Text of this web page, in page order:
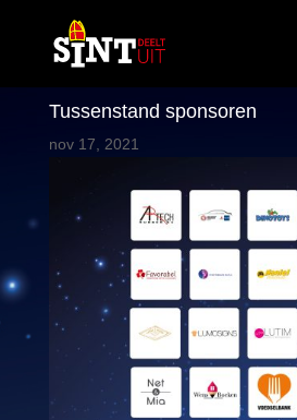
Tussenstand sponsoren
nov 17, 2021